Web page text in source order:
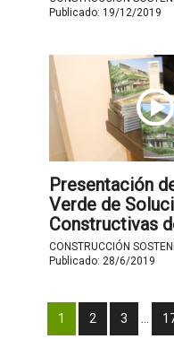
Publicado: 19/12/2019
Presentación
Verde de
Constructivas
LafargeHolcim
CONSTRUCCIÓN
Publicado: 28/6/2019
1 2 3